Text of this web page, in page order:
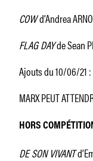
COWd’Andrea
FLAG DAYde Sean
Ajouts du 10/06/21 :
MARX PEUT
HORS
DE SON VIVANT